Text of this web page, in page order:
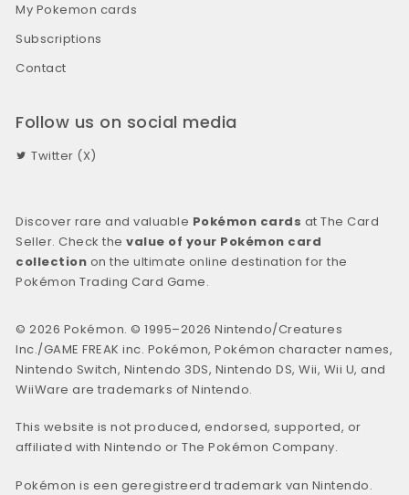
My Pokemon cards
Subscriptions
Contact
Follow us on social media
Twitter (X)
Discover rare and valuable Pokémon cards at The Card
Seller. Check thevalue of your Pokémon card
collection on the ultimate online destination for the
Pokémon Trading Card Game.
© 2026 Pokémon. © 1995–2026 Nintendo/Creatures
Inc./GAME FREAK inc. Pokémon, Pokémon character names,
Nintendo Switch, Nintendo 3DS, Nintendo DS, Wii, Wii U, and
WiiWare are trademarks of Nintendo.
This website is not produced, endorsed, supported, or
affiliated with Nintendo or The Pokémon Company.
Pokémon is een geregistreerd trademark van Nintendo.